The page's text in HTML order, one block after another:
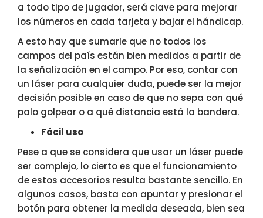
a todo tipo de jugador, será clave para mejorar
los números en cada tarjeta y bajar el hándicap.
A esto hay que sumarle que no todos los
campos del país están bien medidos a partir de
la señalización en el campo. Por eso, contar con
un láser para cualquier duda, puede ser la mejor
decisión posible en caso de que no sepa con qué
palo golpear o a qué distancia está la bandera.
Fácil uso
Pese a que se considera que usar un láser puede
ser complejo, lo cierto es que el funcionamiento
de estos accesorios resulta bastante sencillo. En
algunos casos, basta con apuntar y presionar el
botón para obtener la medida deseada, bien sea